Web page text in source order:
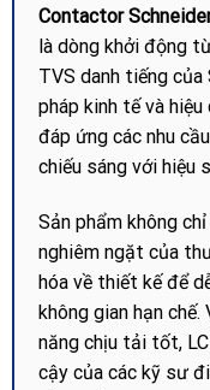
Contactor
là dòng khởi động
TVS danh tiếng
pháp kinh tế và
đáp ứng các nhu
chiếu sáng với hiệu
Sản phẩm không
nghiêm ngặt của
hóa về thiết kế để
không gian hạn
năng chịu tải tốt,
cậy của các kỹ sư